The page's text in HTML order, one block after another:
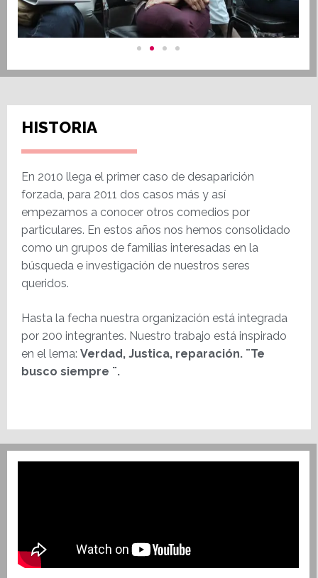
HISTORIA
En 2010 llega el primer caso de desaparición
forzada, para 2011 dos casos más y así
empezamos a conocer otros comedios por
particulares. En estos años nos hemos consolidado
como un grupos de familias interesadas en la
búsqueda e investigación de nuestros seres
queridos.
Hasta la fecha nuestra organización está integrada
por 200 integrantes. Nuestro trabajo está inspirado
en el lema: Verdad, Justica, reparación. ¨Te
busco siempre ¨.